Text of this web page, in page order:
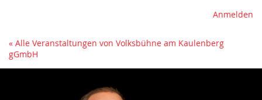
Anmelden
« Alle Veranstaltungen von Volksbühne am Kaulenberg
gGmbH